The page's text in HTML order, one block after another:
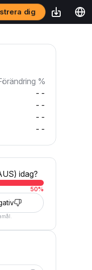
dig
%
--
--
--
--
idag?
50%